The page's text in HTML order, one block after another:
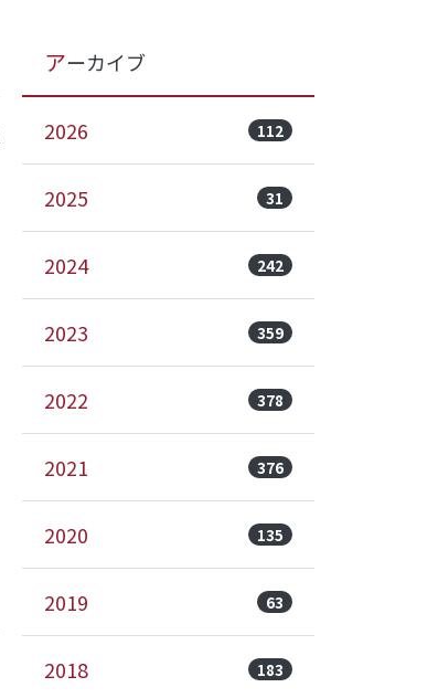
アーカイブ
2026 112
2025 31
2024 242
2023 359
2022 378
2021 376
2020 135
2019 63
2018 183